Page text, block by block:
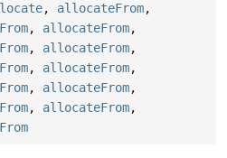
, allocateFrom,
, allocateFrom,
, allocateFrom,
, allocateFrom,
, allocateFrom,
, allocateFrom,